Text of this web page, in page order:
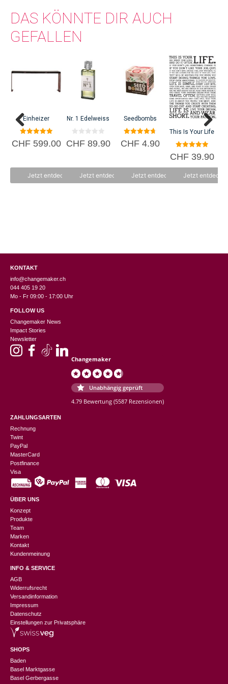
DAS KÖNNTE DIR AUCH
GEFALLEN
Einheizer
5.00
von 5
CHF599.00
Jetzt entdecken
Nr. 1 Edelweiss
0
v
CHF89.90
Jetzt entdecken
Seedbombs
4.70
von 5
CHF4.90
Jetzt entdecken
This Is Your Life
5.00
von 5
CHF39.90
Jetzt
KONTAKT
info@changemaker.ch
044 405 19 20
Mo - Fr 09:00 - 17:00 Uhr
FOLLOW US
Changemaker News
Impact Stories
Newsletter
Changemaker
Unabhängig geprüft
4.79 Bewertung (5587 Rezensionen)
ZAHLUNGSARTEN
Rechnung
Twint
PayPal
MasterCard
Postfinance
Visa
ÜBER UNS
Konzept
Produkte
Team
Marken
Kontakt
Kundenmeinung
INFO & SERVICE
AGB
Widerrufsrecht
Versandinformation
Impressum
Datenschutz
Einstellungen zur Privatsphäre
SHOPS
Baden
Basel Marktgasse
Basel Gerbergasse